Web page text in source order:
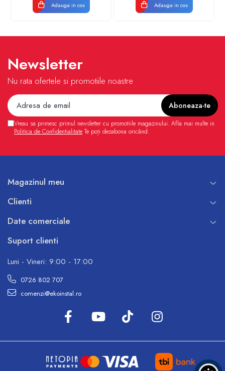
Adauga in cos Adauga in cos
Newsletter
Nu rata ofertele si promotiile noastre
Vreau sa primesc primul newsletter cu promotiile magazinului. Afla mai multe in
Politica de Confidentialitate Te poți dezabona oricând.
Magazinul meu
Clienti
Date comerciale
Suport clienti
Luni - Vineri: 9:00 - 17:00
0726 802 707
comenzi@ekoinstal.ro